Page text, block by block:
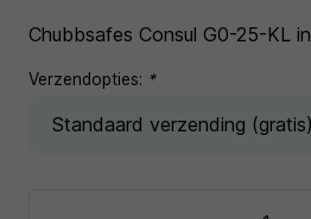
Chubbsafes Consul G0-25-KL
Verzendopties: *